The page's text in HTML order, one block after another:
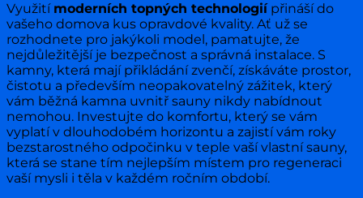
Využití moderních topných technologiípřináší do
vašeho domova kus opravdové kvality. Ať už se
rozhodnete pro jakýkoli model, pamatujte, že
nejdůležitější je bezpečnost a správná instalace. S
kamny, která mají přikládání zvenčí, získáváte prostor,
čistotu a především neopakovatelný zážitek, který
vám běžná kamna uvnitř sauny nikdy nabídnout
nemohou. Investujte do komfortu, který se vám
vyplatí v dlouhodobém horizontu a zajistí vám roky
bezstarostného odpočinku v teple vaší vlastní sauny,
která se stane tím nejlepším místem pro regeneraci
vaší mysli i těla v každém ročním období.